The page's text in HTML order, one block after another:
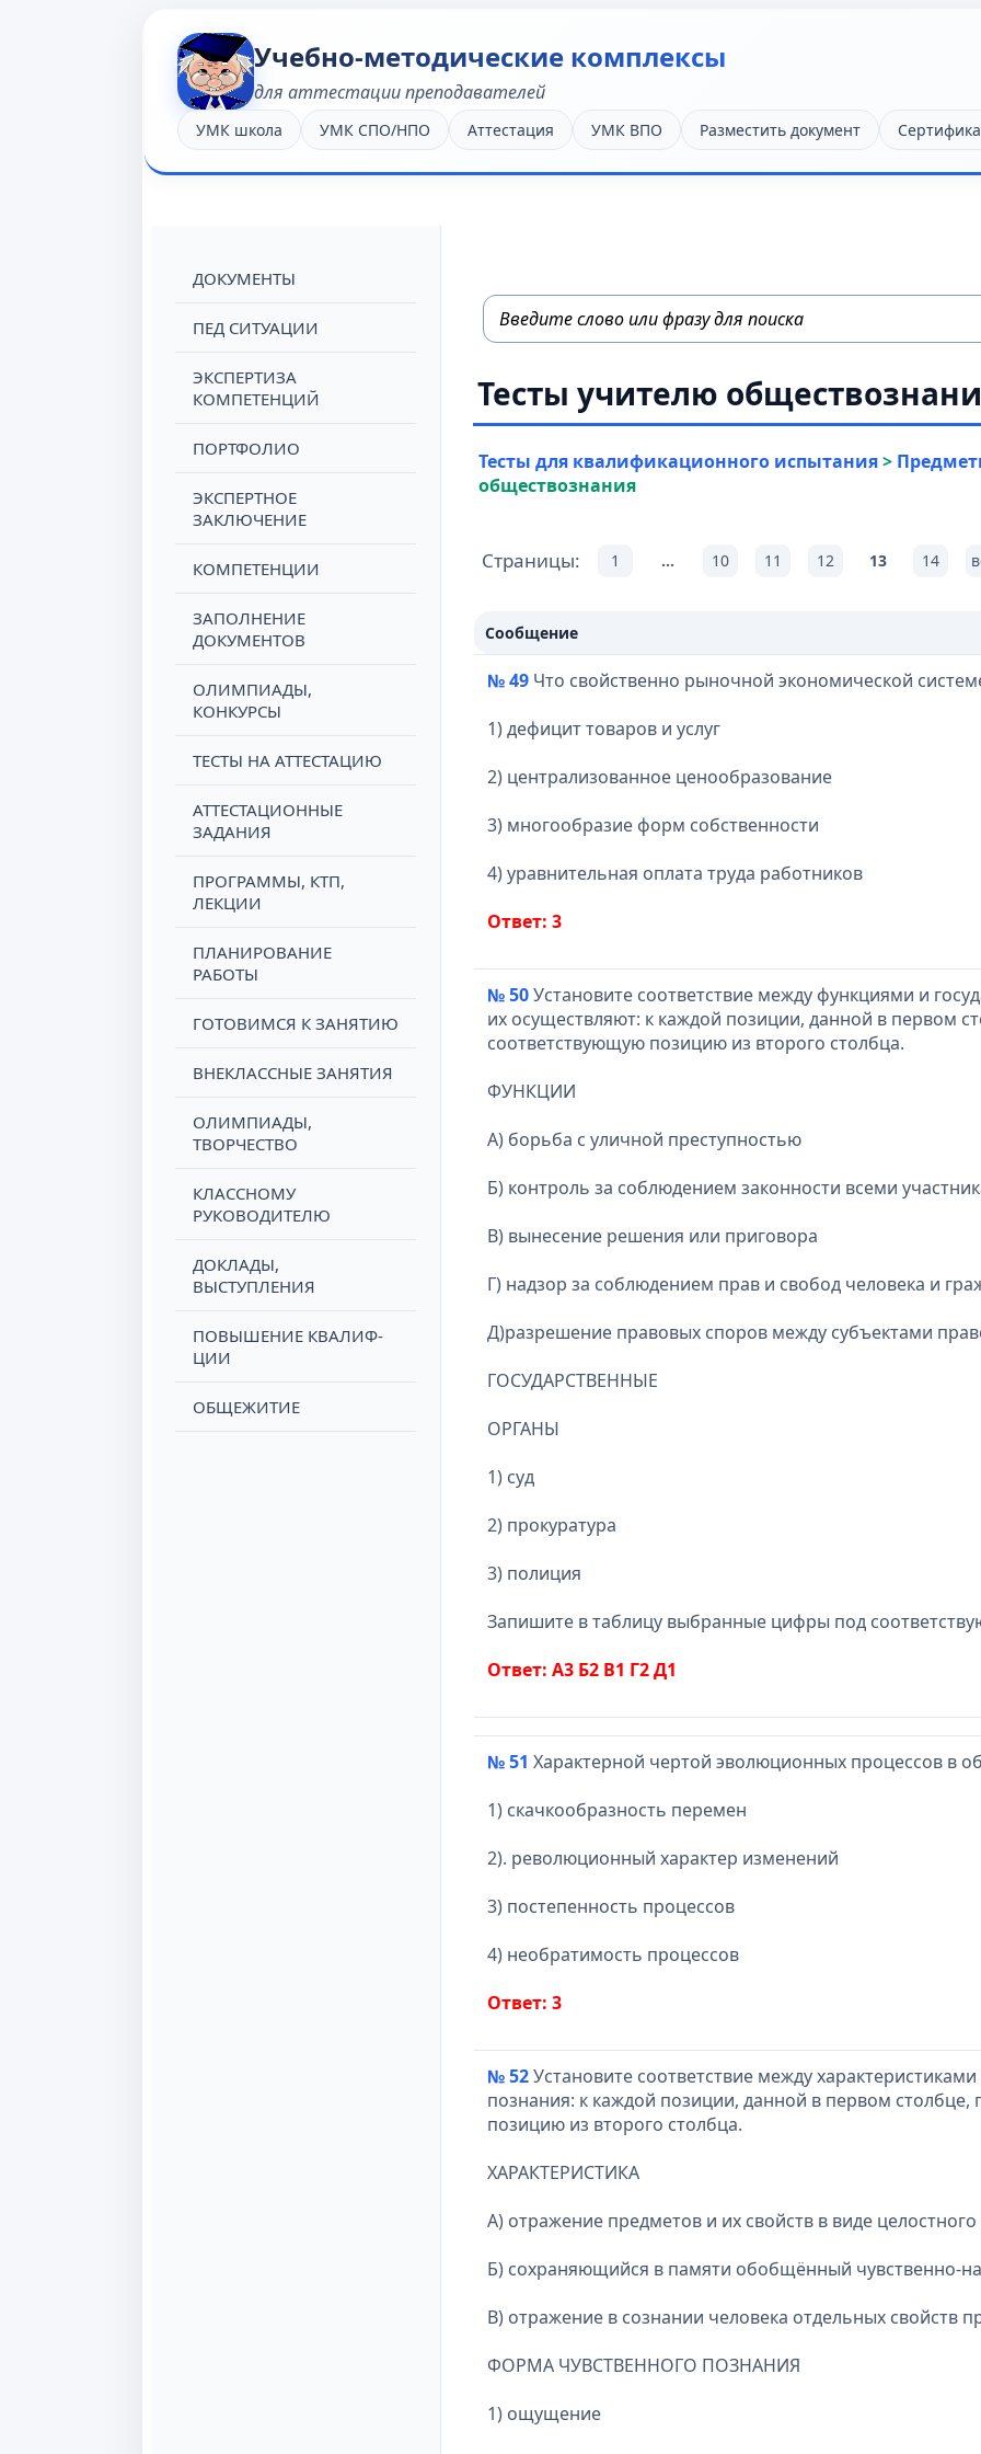
Учебно-методические комплексы
для аттестации преподавателей
УМК школа УМК СПО/НПО Аттестация УМК ВПО Разместить документ
ДОКУМЕНТЫ
ПЕД СИТУАЦИИ
ЭКСПЕРТИЗА
КОМПЕТЕНЦИЙ
ПОРТФОЛИО
ЭКСПЕРТНОЕ
ЗАКЛЮЧЕНИЕ
КОМПЕТЕНЦИИ
ЗАПОЛНЕНИЕ
ДОКУМЕНТОВ
ОЛИМПИАДЫ,
КОНКУРСЫ
ТЕСТЫ НА АТТЕСТАЦИЮ
АТТЕСТАЦИОННЫЕ
ЗАДАНИЯ
ПРОГРАММЫ, КТП,
ЛЕКЦИИ
ПЛАНИРОВАНИЕ
РАБОТЫ
ГОТОВИМСЯ К ЗАНЯТИЮ
ВНЕКЛАССНЫЕ ЗАНЯТИЯ
ОЛИМПИАДЫ,
ТВОРЧЕСТВО
КЛАССНОМУ
РУКОВОДИТЕЛЮ
ДОКЛАДЫ,
ВЫСТУПЛЕНИЯ
ПОВЫШЕНИЕ КВАЛИФ-
ЦИИ
ОБЩЕЖИТИЕ
Тесты учителю
Тесты для квалификационного испытания>
обществознания
Страницы: 1 ... 10 11 12 13 14
Сообщение
№ 49 Что свойственно рыночной экономической
1) дефицит товаров и услуг
2) централизованное ценообразование
3) многообразие форм собственности
4) уравнительная оплата труда работников
Ответ: 3
№ 50Установите соответствие между функциями и
их осуществляют: к каждой позиции, данной в первом
соответствующую позицию из второго столбца.
ФУНКЦИИ
А) борьба с уличной преступностью
Б) контроль за соблюдением законности всеми
В) вынесение решения или приговора
Г) надзор за соблюдением прав и свобод человека и
Д)разрешение правовых споров между субъектами
ГОСУДАРСТВЕННЫЕ
ОРГАНЫ
1) суд
2) прокуратура
3) полиция
Запишите в таблицу выбранные цифры под
Ответ: А3 Б2 В1 Г2 Д1
№ 51 Характерной чертой эволюционных процессов в
1) скачкообразность перемен
2). революционный характер изменений
3) постепенность процессов
4) необратимость процессов
Ответ: 3
№ 52Установите соответствие между
познания: к каждой позиции, данной в первом
позицию из второго столбца.
ХАРАКТЕРИСТИКА
A) отражение предметов и их свойств в виде
Б) сохраняющийся в памяти обобщённый чувственно-
B) отражение в сознании человека отдельных свойств
ФОРМА ЧУВСТВЕННОГО ПОЗНАНИЯ
1) ощущение